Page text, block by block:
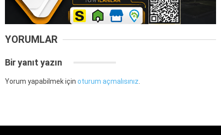
YORUMLAR
Bir yanıt yazın
Yorum yapabilmek için oturum açmalısınız